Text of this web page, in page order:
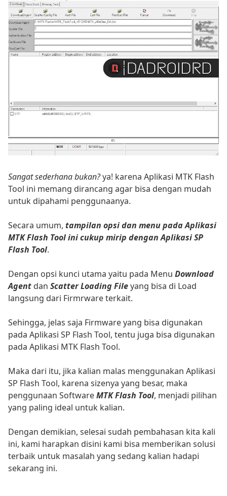
Sangat sederhana bukan?ya! karena Aplikasi MTK Flash
Tool ini memang dirancang agar bisa dengan mudah
untuk dipahami penggunaanya.
Secara umum, tampilan opsi dan menu pada Aplikasi
MTK Flash Tool ini cukup mirip dengan Aplikasi SP
Flash Tool.
Dengan opsi kunci utama yaitu pada Menu Download
Agent dan Scatter Loading Fileyang bisa di Load
langsung dari Firmrware terkait.
Sehingga, jelas saja Firmware yang bisa digunakan
pada Aplikasi SP Flash Tool, tentu juga bisa digunakan
pada Aplikasi MTK Flash Tool.
Maka dari itu, jika kalian malas menggunakan Aplikasi
SP Flash Tool, karena sizenya yang besar, maka
penggunaan SoftwareMTK Flash Tool, menjadi pilihan
yang paling ideal untuk kalian.
Dengan demikian, selesai sudah pembahasan kita kali
ini, kami harapkan disini kami bisa memberikan solusi
terbaik untuk masalah yang sedang kalian hadapi
sekarang ini.